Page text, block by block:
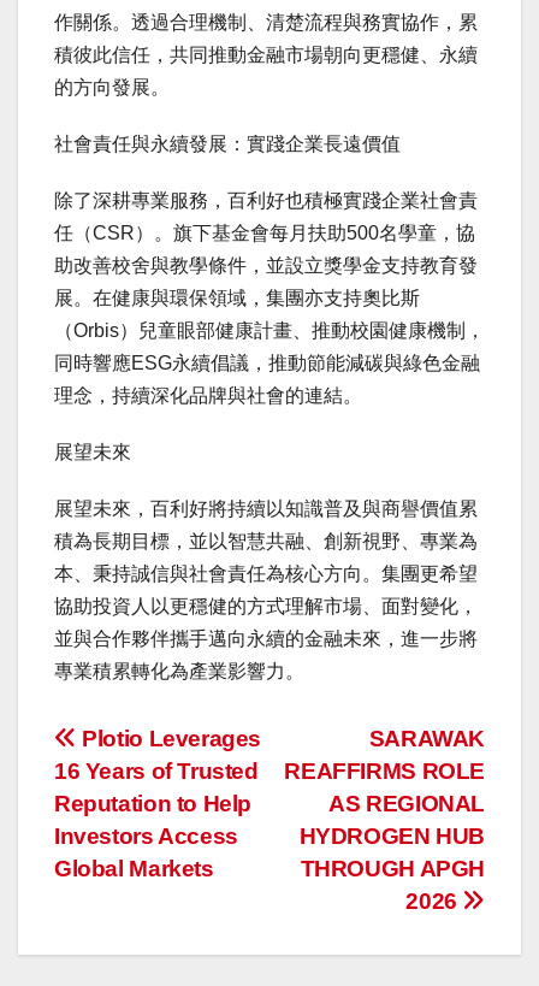
作關係。透過合理機制、清楚流程與務實協作，累
積彼此信任，共同推動金融市場朝向更穩健、永續
的方向發展。
社會責任與永續發展：實踐企業長遠價值
除了深耕專業服務，百利好也積極實踐企業社會責
任（CSR）。旗下基金會每月扶助500名學童，協
助改善校舍與教學條件，並設立獎學金支持教育發
展。在健康與環保領域，集團亦支持奧比斯
（Orbis）兒童眼部健康計畫、推動校園健康機制，
同時響應ESG永續倡議，推動節能減碳與綠色金融
理念，持續深化品牌與社會的連結。
展望未來
展望未來，百利好將持續以知識普及與商譽價值累
積為長期目標，並以智慧共融、創新視野、專業為
本、秉持誠信與社會責任為核心方向。集團更希望
協助投資人以更穩健的方式理解市場、面對變化，
並與合作夥伴攜手邁向永續的金融未來，進一步將
專業積累轉化為產業影響力。
投
稿
ナ
ゲ
SARAWAK
REAFFIRMS ROLE
AS REGIONAL
HYDROGEN HUB
THROUGH APGH
2026
Plotio Leverages
16 Years of Trusted
Reputation to Help
Investors Access
Global Markets